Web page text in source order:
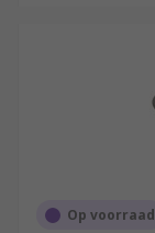
Op voorraad